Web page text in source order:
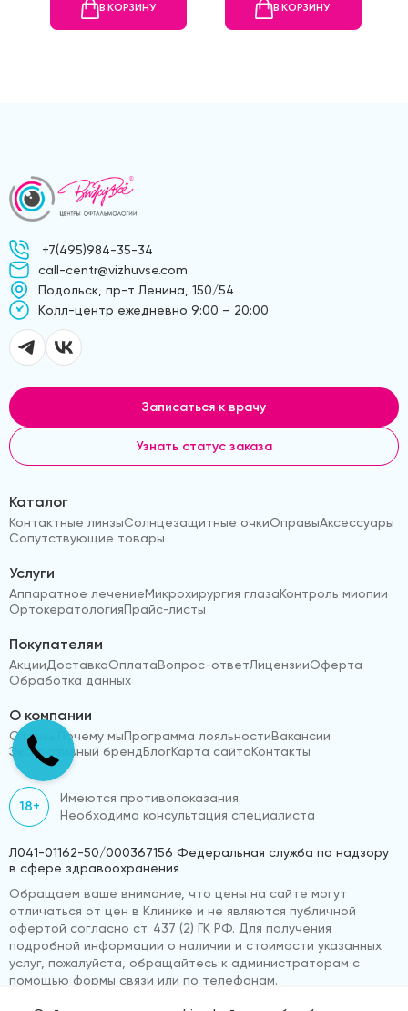
В КОРЗИНУ В КОРЗИНУ
+7(495)984-35-34
call-centr@vizhuvse.com
Подольск, пр-т Ленина, 150/54
Kолл-центр ежедневно 9:00 – 20:00
Записаться к врачу
Узнать статус заказа
Каталог
Контактные линзыСолнцезащитные очкиОправыАксессуары
Сопутствующие товары
Услуги
Аппаратное лечениеМикрохирургия глазаКонтроль миопии
ОртокератологияПрайс-листы
Покупателям
АкцииДоставкаОплатаВопрос-ответЛицензииОферта
Обработка данных
О компании
Отзывы Почему мыПрограмма лояльностиВакансии
Эксклюзивный брендБлогКарта сайтаКонтакты
18+
Имеются противопоказания.
Необходима консультация специалиста
Л041-01162-50/000367156 Федеральная служба по надзору
в сфере здравоохранения
Обращаем ваше внимание, что цены на сайте могут
отличаться от цен в Клинике и не являются публичной
офертой согласно ст. 437 (2) ГК РФ. Для получения
подробной информации о наличии и стоимости указанных
услуг, пожалуйста, обращайтесь к администраторам с
помощью формы связи или по телефонам.